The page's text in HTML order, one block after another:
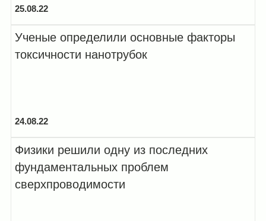
25.08.22
Ученые определили основные факторы
токсичности нанотрубок
24.08.22
Физики решили одну из последних
фундаментальных проблем
сверхпроводимости